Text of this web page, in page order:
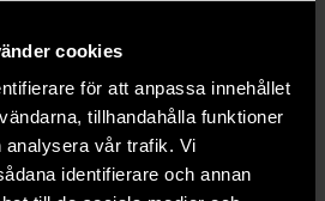
cookies
för att anpassa innehållet
tillhandahålla funktioner
vår trafik. Vi
identifierare och annan
Shelby Van Pelt
110 kr
Beställ